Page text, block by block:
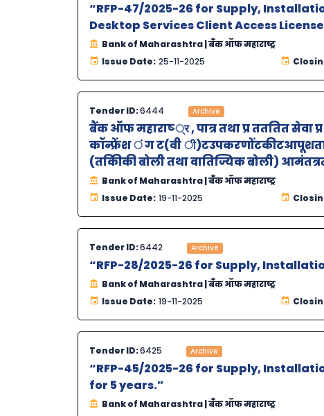
“RFP-47/2025-26 for Supply,
Desktop Services Client Access
Bank of Maharashtra | बँक ऑफ महाराष्ट्र
Issue Date: 25-11-2025
Tender ID:6444 Archive
बैंक ऑफ महाराष्‍ ्र , पात्र तथा प्र तततित
कॉन्फ्रेंश ं ग ट(वी
(तकिीकी बोली तथा वातिज्यिक बोली)
Bank of Maharashtra | बँक ऑफ महाराष्ट्र
Issue Date: 19-11-2025
Tender ID:6442 Archive
“RFP-28/2025-26 for Supply,
Bank of Maharashtra | बँक ऑफ महाराष्ट्र
Issue Date: 19-11-2025
Tender ID:6425 Archive
“RFP-45/2025-26 for Supply,
for 5 years.”
Bank of Maharashtra | बँक ऑफ महाराष्ट्र